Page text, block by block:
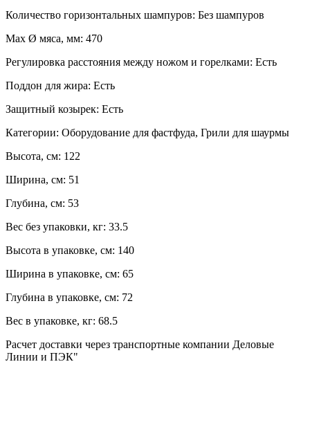
Количество горизонтальных шампуров: Без шампуров
Max Ø мяса, мм: 470
Регулировка расстояния между ножом и горелками: Есть
Поддон для жира: Есть
Защитный козырек: Есть
Категории: Оборудование для фастфуда, Грили для шаурмы
Высота, см: 122
Ширина, см: 51
Глубина, см: 53
Вес без упаковки, кг: 33.5
Высота в упаковке, см: 140
Ширина в упаковке, см: 65
Глубина в упаковке, см: 72
Вес в упаковке, кг: 68.5
Расчет доставки через транспортные компании Деловые
Линии и ПЭК"